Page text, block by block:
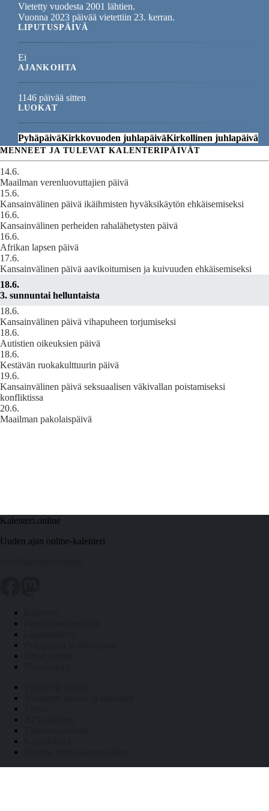
Vietetty vuodesta 2001 lähtien.
Vuonna 2023 päivää vietettiin 23. kerran.
LIPUTUSPÄIVÄ
Ei
AJANKOHTA
1146 päivää sitten
LUOKAT
PyhäpäiväKirkkovuoden juhlapäiväKirkollinen juhlapäivä
MENNEET JA TULEVAT KALENTERIPÄIVÄT
14.6.
Maailman verenluovuttajien päivä
15.6.
Kansainvälinen päivä ikäihmisten hyväksikäytön ehkäisemiseksi
16.6.
Kansainvälinen perheiden rahalähetysten päivä
16.6.
Afrikan lapsen päivä
17.6.
Kansainvälinen päivä aavikoitumisen ja kuivuuden ehkäisemiseksi
18.6.
3. sunnuntai helluntaista
18.6.
Kansainvälinen päivä vihapuheen torjumiseksi
18.6.
Autistien oikeuksien päivä
18.6.
Kestävän ruokakulttuurin päivä
19.6.
Kansainvälinen päivä seksuaalisen väkivallan poistamiseksi
konfliktissa
20.6.
Maailman pakolaispäivä
Kalenteri.online
Uuden ajan online-kalenteri